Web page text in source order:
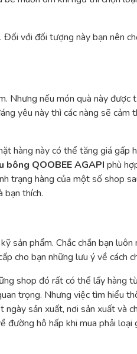
với đối tượng này bạn nên
Nhưng nếu món quà này được
yêu này thì các nàng sẽ cảm
hàng này có thể tăng giá gấp
bông QOOBEE AGAPI phù
trạng hàng của một số shop
bạn thích.
sản phẩm. Chắc chắn bạn luôn
cho bạn những lưu ý về cách
shop đó rất có thể lấy hàng
trọng. Nhưng việc tìm hiểu
sản xuất, nơi sản xuất và
hô hấp khi mua phải loại